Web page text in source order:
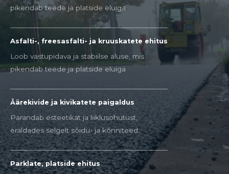
pikendab teede ja platside eluiga
Asfalti-, freesasfalti- ja kruuskatete ehitus
Loob vastupidava ja stabiilse aluse, mis
pikendab teede ja platside eluiga
Äärekivide ja kivikatete paigaldus
Parandab esteetikat ja liiklusohutust,
eraldades selgelt sõidu- ja kõnniteed.
Parklate, platside ehitus